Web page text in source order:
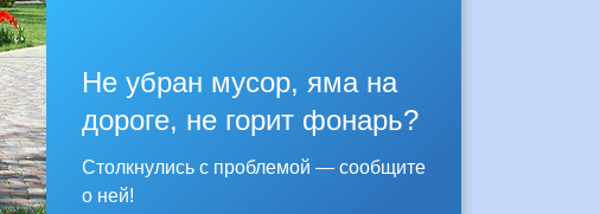
Не убран мусор, яма на
дороге, не горит фонарь?
Столкнулись с проблемой — сообщите
о ней!